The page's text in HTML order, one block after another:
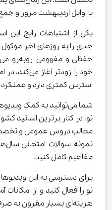
یا اوایل اردیبهشت مرور و جمع‌بندی را آغاز
استرس کمتری دارد و عملکرد
شما می‌توانید به کمک
نو، در کنار برترین اساتید
مطالب دروس عمومی و
مفاهیم کامل کنید.
برای دسترسی به این
نو را فعال کنید و از
هزینه‌ای بسیار مقرون به صرفه استفاده کنید.